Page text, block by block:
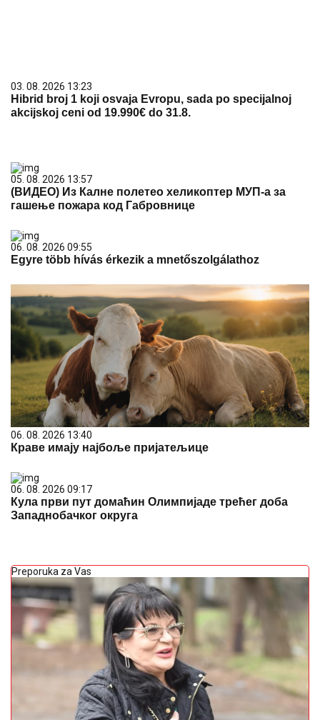
03. 08. 2026 13:23
Hibrid broj 1 koji osvaja Evropu, sada po specijalnoj
akcijskoj ceni od 19.990€ do 31.8.
05. 08. 2026 13:57
(ВИДЕО) Из Калне полетео хеликоптер МУП-а за
гашење пожара код Габровнице
06. 08. 2026 09:55
Egyre több hívás érkezik a mnetőszolgálathoz
06. 08. 2026 13:40
Краве имају најбоље пријатељице
06. 08. 2026 09:17
Кула први пут домаћин Олимпијаде трећег доба
Западнобачког округа
Preporuka za Vas